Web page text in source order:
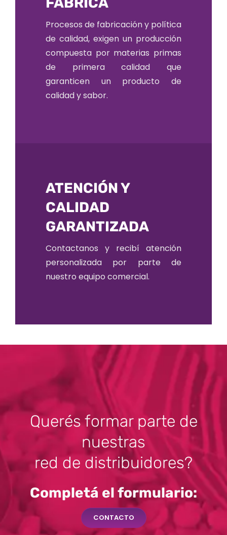
Procesos de fabricación y política
de calidad, exigen un producción
compuesta por materias primas
de primera calidad que
garanticen un producto de
calidad y sabor.
ATENCIÓN Y
CALIDAD
GARANTIZADA
Contactanos y recibí atención
personalizada por parte de
nuestro equipo comercial.
Querés formar parte de
nuestras
red de distribuidores?
Completá el formulario:
CONTACTO